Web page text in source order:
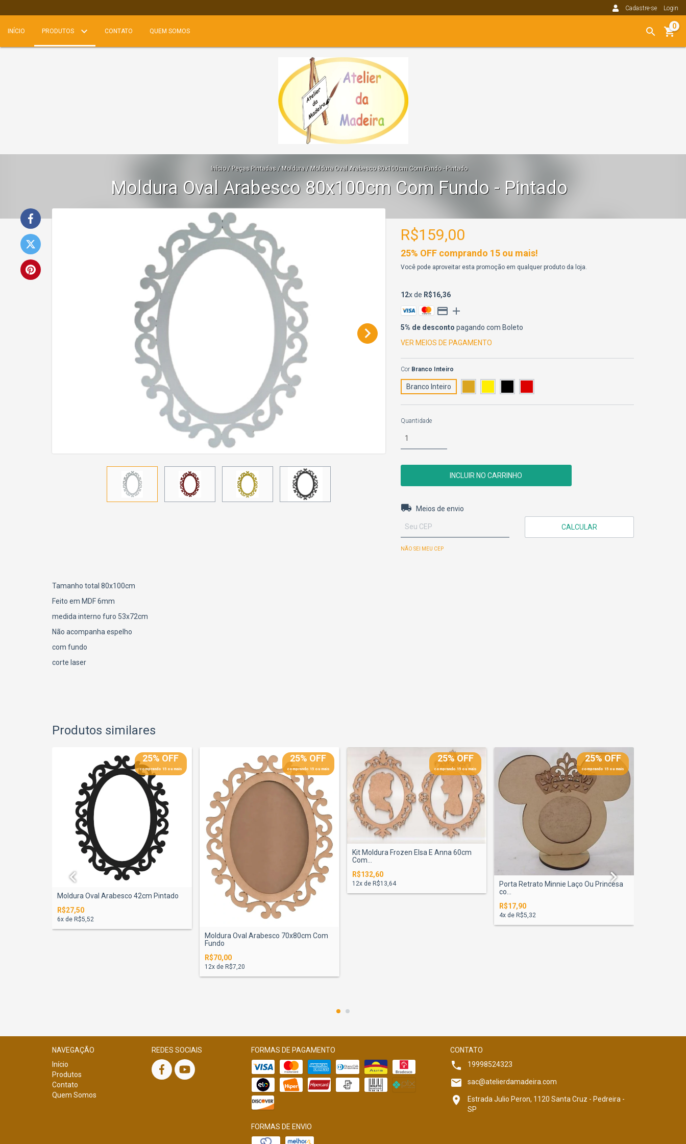
Cadastre-se Login
INÍCIO PRODUTOS CONTATO QUEM SOMOS
0
Início / Peças Pintadas / Moldura / Moldura Oval Arabesco 80x100cm Com Fundo - Pintado
Moldura Oval Arabesco 80x100cm Com Fundo - Pintado
R$159,00
25% OFF comprando 15 ou mais!
Você pode aproveitar esta promoção em qualquer produto da loja.
12x de R$16,36
5% de desconto pagando com Boleto
VER MEIOS DE PAGAMENTO
Cor Branco Inteiro
Branco Inteiro
Quantidade
Entregas para o CEP:
Meios de envio
CALCULAR
NÃO SEI MEU CEP
Tamanho total 80x100cm
Feito em MDF 6mm
medida interno furo 53x72cm
Não acompanha espelho
com fundo
corte laser
Produtos similares
25% OFF
comprando 15 ou mais
Moldura Oval Arabesco 42cm Pintado
R$27,50
6x de R$5,52
25% OFF
comprando 15 ou mais
Moldura Oval Arabesco 70x80cm Com
Fundo
R$70,00
12x de R$7,20
25% OFF
comprando 15 ou mais
Kit Moldura Frozen Elsa E Anna 60cm
Com...
R$132,60
12x de R$13,64
25% OFF
comprando 15 ou mais
Porta Retrato Minnie Laço Ou Princesa
co...
R$17,90
4x de R$5,32
NAVEGAÇÃO
Início
Produtos
Contato
Quem Somos
REDES SOCIAIS FORMAS DE PAGAMENTO
FORMAS DE ENVIO
CONTATO
19998524323
sac@atelierdamadeira.com
Estrada Julio Peron, 1120 Santa Cruz - Pedreira -
SP